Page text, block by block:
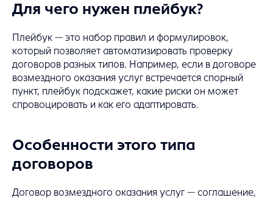
Для чего нужен плейбук?
Плейбук — это набор правил и формулировок,
который позволяет автоматизировать проверку
договоров разных типов. Например, если в договоре
возмездного оказания услуг встречается спорный
пункт, плейбук подскажет, какие риски он может
спровоцировать и как его адаптировать.
Особенности этого типа
договоров
Договор возмездного оказания услуг — соглашение,